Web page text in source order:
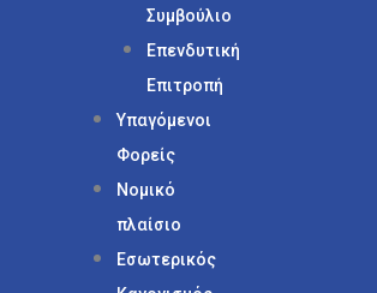
Συμβούλιο
Επενδυτική
Επιτροπή
Υπαγόμενοι
Φορείς
Νομικό
πλαίσιο
Εσωτερικός